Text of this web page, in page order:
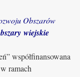
Obszarów
wiejskie
współfinansowana
ramach